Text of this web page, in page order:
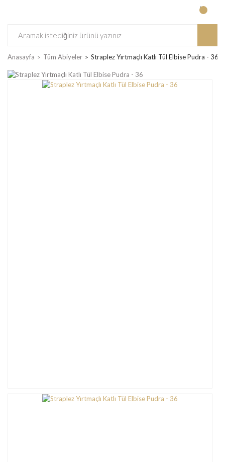
Anasayfa Tüm Abiyeler Straplez Yırtmaçlı Katlı Tül Elbise Pudra - 36